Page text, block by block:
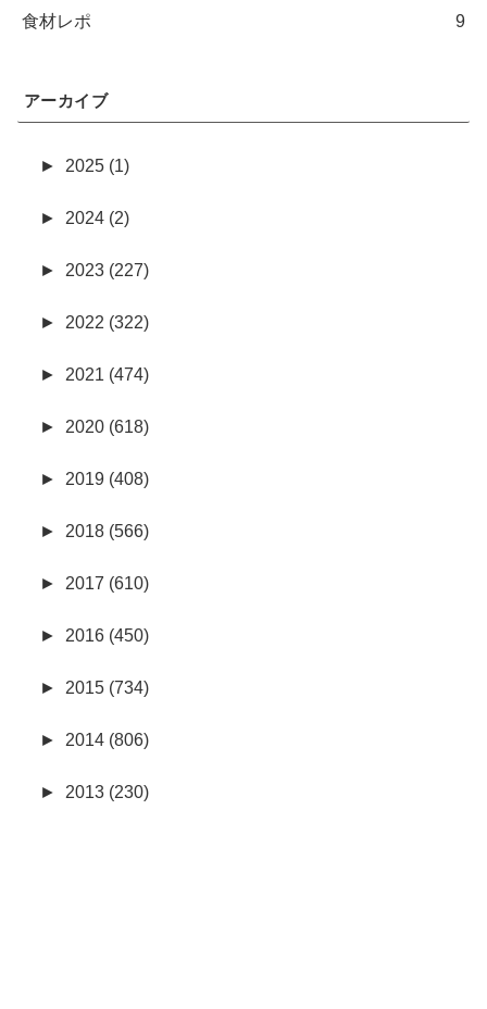
食材レポ 9
アーカイブ
► 2025 (1)
► 2024 (2)
► 2023 (227)
► 2022 (322)
► 2021 (474)
► 2020 (618)
► 2019 (408)
► 2018 (566)
► 2017 (610)
► 2016 (450)
► 2015 (734)
► 2014 (806)
► 2013 (230)